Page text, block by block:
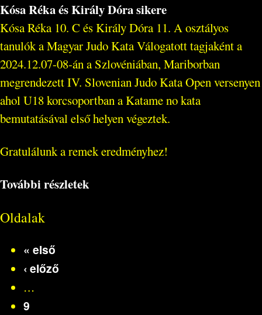
Kósa Réka és Király Dóra sikere
Kósa Réka 10. C és Király Dóra 11. A osztályos
tanulók a Magyar Judo Kata Válogatott tagjaként a
2024.12.07-08-án a Szlovéniában, Mariborban
megrendezett IV. Slovenian Judo Kata Open versenyen
ahol U18 korcsoportban a Katame no kata
bemutatásával első helyen végeztek.
Gratulálunk a remek eredményhez!
További részletek
Oldalak
« első
‹ előző
…
9